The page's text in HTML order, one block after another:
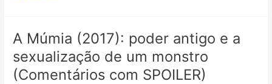
“A
Múmia”
existiu?
A Múmia (2017): poder antigo e a
sexualização de um monstro
(Comentários com SPOILER)